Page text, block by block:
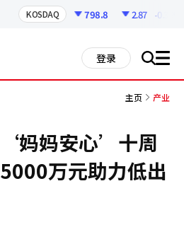
KOSDAQ 798.8 2.87 -0.36%
登录 搜 all
主页 产业
妈妈安心’十周
万元助力低出